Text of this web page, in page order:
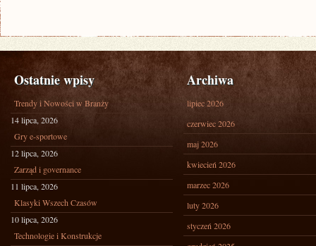
Ostatnie wpisy
Trendy i Nowości w Branży
14 lipca, 2026
Gry e-sportowe
12 lipca, 2026
Zarząd i governance
11 lipca, 2026
Klasyki Wszech Czasów
10 lipca, 2026
Technologie i Konstrukcje
Archiwa
lipiec 2026
czerwiec 2026
maj 2026
kwiecień 2026
marzec 2026
luty 2026
styczeń 2026